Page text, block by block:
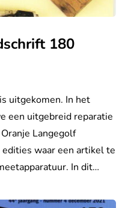
180
uitgekomen. In het
een uitgebreid reparatie
Langegolf
waar een artikel te
In dit…